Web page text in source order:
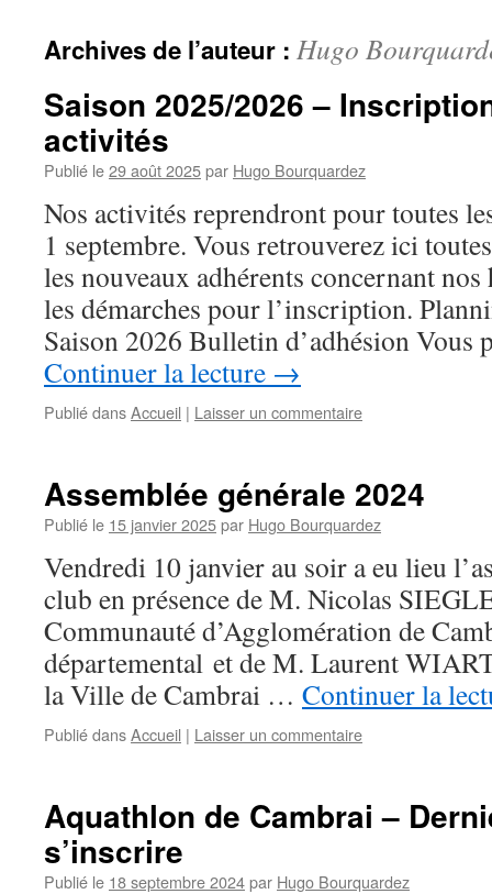
Archives de l’auteur : Hugo
Saison 2025/2026 –
activités
Publié le29 août 2025par Hugo Bourquardez
Nos activités reprendront pour toutes
1 septembre. Vous retrouverez ici
les nouveaux adhérents concernant
les démarches pour l’inscription.
Saison 2026 Bulletin d’adhésion
Continuer la lecture →
Publié dansAccueil | Laisser un commentaire
Assemblée générale 2024
Publié le 15 janvier 2025par Hugo Bourquardez
Vendredi 10 janvier au soir a eu lieu
club en présence de M. Nicolas
Communauté d’Agglomération de
départemental et de M. Laurent
la Ville de Cambrai … Continuer la
Publié dansAccueil | Laisser un commentaire
Aquathlon de Cambrai –
s’inscrire
Publié le 18 septembre 2024par Hugo Bourquardez